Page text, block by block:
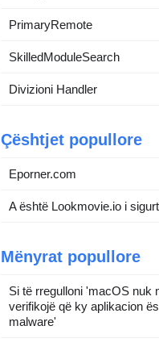
PrimaryRemote
SkilledModuleSearch
Divizioni Handler
Çështjet popullore
Eporner.com
A është Lookmovie.io i
Mënyrat popullore
Si të rregulloni 'macOS nuk
verifikojë që ky aplikacion
malware'